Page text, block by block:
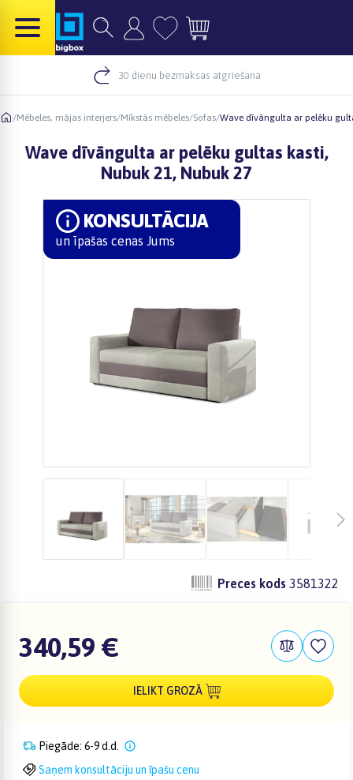
30 dienu bezmaksas atgriešana
/Mēbeles, mājas interjers/Mīkstās mēbeles/Sofas/Wave dīvāngulta ar pelēku
Wave dīvāngulta ar pelēku gultas kasti,
Nubuk 21, Nubuk 27
KONSULTĀCIJA
un īpašas cenas Jums
Preces kods 3581322
340,59 €
IELIKT GROZĀ
Piegāde: 6-9 d.d.
Saņem konsultāciju un īpašu cenu